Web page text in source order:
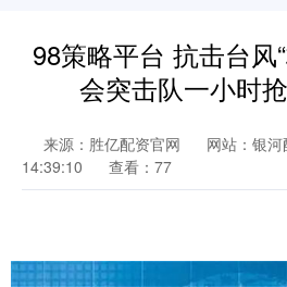
98策略平台 抗击台风
会突击队一小时
来源：胜亿配资官网 网站：银河
14:39:10
查看：77